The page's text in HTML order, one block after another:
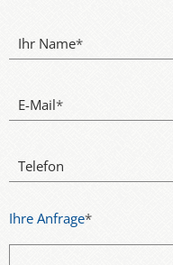
Ihr Name*
E-Mail*
Telefon
Ihre Anfrage*